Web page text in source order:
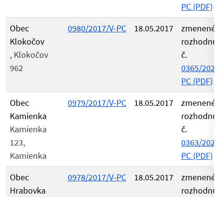
PC (PDF)
Obec
Klokočov
, Klokočov
962
0980/2017/V-PC 18.05.2017
zmenené
č.
0365/
PC (PDF)
Obec
Kamienka
Kamienka
123,
Kamienka
0979/2017/V-PC 18.05.2017
zmenené
č.
0363/
PC (PDF)
Obec
Hrabovka
0978/2017/V-PC 18.05.2017
zmenené